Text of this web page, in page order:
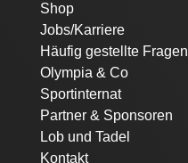
Shop
Jobs/Karriere
Häufig gestellte Fragen
Olympia & Co
Sportinternat
Partner & Sponsoren
Lob und Tadel
Kontakt